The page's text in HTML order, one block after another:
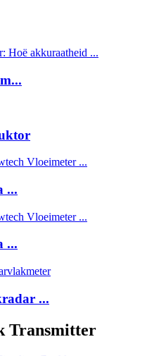
...
...
...
Transmitter